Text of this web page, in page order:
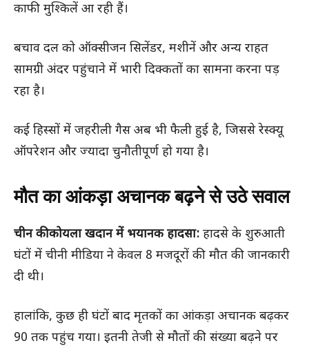
काफी मुश्किलें आ रही हैं।
बचाव दल को ऑक्सीजन सिलेंडर, मशीनें और अन्य राहत
सामग्री अंदर पहुंचाने में भारी दिक्कतों का सामना करना पड़
रहा है।
कई हिस्सों में जहरीली गैस अब भी फैली हुई है, जिससे रेस्क्यू
ऑपरेशन और ज्यादा चुनौतीपूर्ण हो गया है।
मौत का आंकड़ा अचानक बढ़ने से उठे सवाल
चीन की कोयला खदान में भयानक हादसा: हादसे के शुरुआती
घंटों में चीनी मीडिया ने केवल 8 मजदूरों की मौत की जानकारी
दी थी।
हालांकि, कुछ ही घंटों बाद मृतकों का आंकड़ा अचानक बढ़कर
90 तक पहुंच गया। इतनी तेजी से मौतों की संख्या बढ़ने पर